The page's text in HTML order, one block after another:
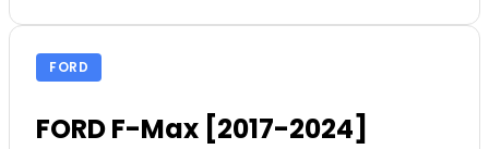
FORD
FORD F-Max [2017-2024]